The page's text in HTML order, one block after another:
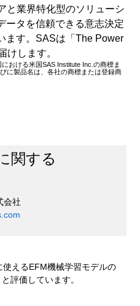
と業界特化型のソリューシ
ータを信頼できる意志決定
ます。SASは「The Power
けします。
おける米国SAS Institute Inc.の商標ま
に製品名は、各社の商標または登録商
関する
会社
えるEFM機械学習モデルの
評価しています。